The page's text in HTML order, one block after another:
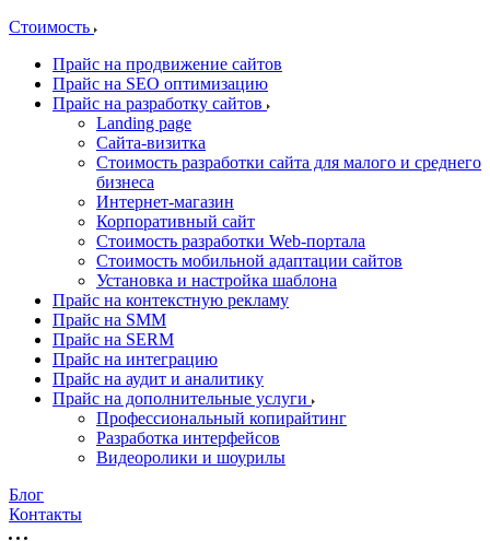
Стоимость
Прайс на продвижение сайтов
Прайс на SEO оптимизацию
Прайс на разработку сайтов
Landing page
Cайта-визитка
Стоимость разработки сайта для малого и среднего
бизнеса
Интернет-магазин
Корпоративный сайт
Стоимость разработки Web-портала
Стоимость мобильной адаптации сайтов
Установка и настройка шаблона
Прайс на контекстную рекламу
Прайс на SMM
Прайс на SERM
Прайс на интеграцию
Прайс на аудит и аналитику
Прайс на дополнительные услуги
Профессиональный копирайтинг
Разработка интерфейсов
Видеоролики и шоурилы
Блог
Контакты